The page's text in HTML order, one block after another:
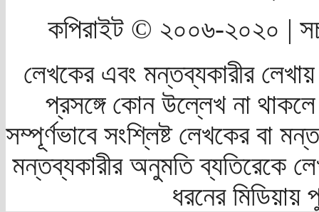
কপিরাইট © ২০০৬-২০২০ |
লেখকের এবং মন্তব্যকারীর
প্রসঙ্গে কোন উল্লেখ না
সম্পূর্ণভাবে সংশ্লিষ্ট লেখকের বা
মন্তব্যকারীর অনুমতি ব্যতিরেকে
ধরনের মিডিয়ায়